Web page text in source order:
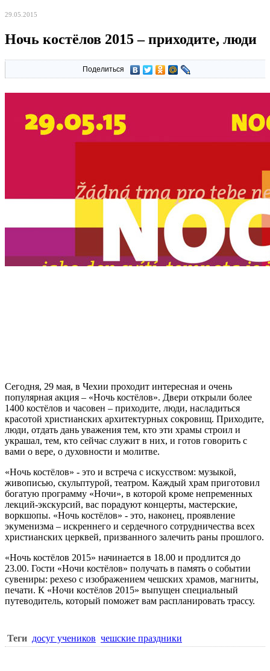
29.05.2015
Ночь костёлов 2015 – приходите, люди
Поделиться
Сегодня, 29 мая, в Чехии проходит интересная и очень
популярная акция – «Ночь костёлов». Двери открыли более
1400 костёлов и часовен – приходите, люди, насладиться
красотой христианских архитектурных сокровищ. Приходите,
люди, отдать дань уважения тем, кто эти храмы строил и
украшал, тем, кто сейчас служит в них, и готов говорить с
вами о вере, о духовности и молитве.
«Ночь костёлов» - это и встреча с искусством: музыкой,
живописью, скульптурой, театром. Каждый храм приготовил
богатую программу «Ночи», в которой кроме непременных
лекций-экскурсий, вас порадуют концерты, мастерские,
воркшопы. «Ночь костёлов» - это, наконец, проявление
экуменизма – искреннего и сердечного сотрудничества всех
христианских церквей, призванного залечить раны прошлого.
«Ночь костёлов 2015» начинается в 18.00 и продлится до
23.00. Гости «Ночи костёлов» получать в память о событии
сувениры: pexeso с изображением чешских храмов, магниты,
печати. К «Ночи костёлов 2015» выпущен специальный
путеводитель, который поможет вам распланировать трассу.
Теги досуг учеников чешские праздники